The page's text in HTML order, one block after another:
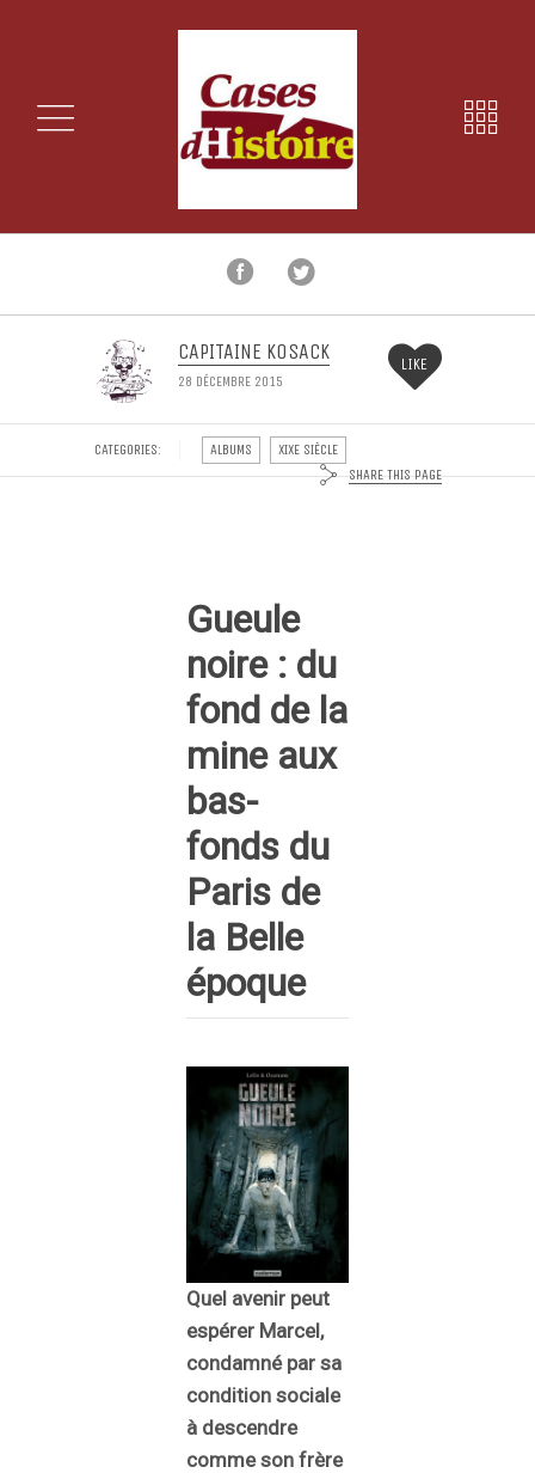
CAPITAINE KOSACK
28 DÉCEMBRE 2015
LIKE
CATEGORIES: ALBUMS
XIXE SIÈCLE
SHARE THIS PAGE
Gueule
noire : du
fond de la
mine aux
bas-
fonds du
Paris de
la Belle
époque
Quel avenir peut
espérer Marcel,
condamné par sa
condition sociale
à descendre
comme son frère